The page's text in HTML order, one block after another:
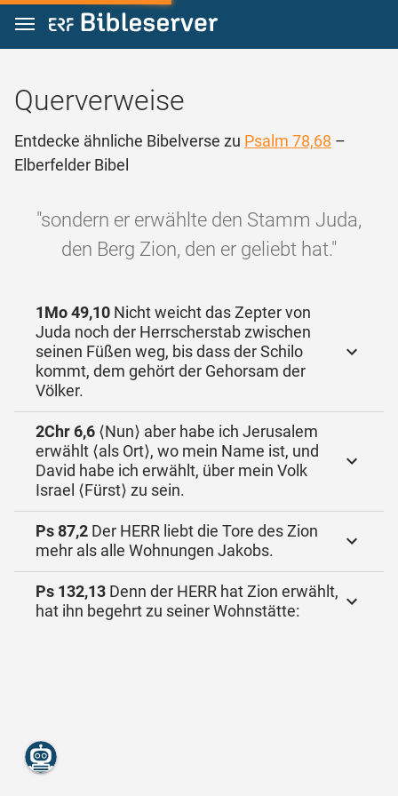
Zum Inhalt springen
Querverweise
Entdecke ähnliche Bibelverse zu Psalm 78,68 –
Elberfelder Bibel
"sondern er erwählte den Stamm Juda,
den Berg Zion, den er geliebt hat."
1Mo 49,10 Nicht weicht das Zepter von
Juda noch der Herrscherstab zwischen
seinen Füßen weg, bis dass der Schilo
kommt, dem gehört der Gehorsam der
Völker.
2Chr 6,6 ⟨Nun⟩ aber habe ich Jerusalem
erwählt ⟨als Ort⟩, wo mein Name ist, und
David habe ich erwählt, über mein Volk
Israel ⟨Fürst⟩ zu sein.
Ps 87,2 Der HERR liebt die Tore des Zion
mehr als alle Wohnungen Jakobs.
Ps 132,13 Denn der HERR hat Zion erwählt,
hat ihn begehrt zu seiner Wohnstätte: